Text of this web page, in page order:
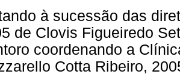
à sucessão das
de Clovis Figueiredo
coordenando a
Cotta Ribeiro,